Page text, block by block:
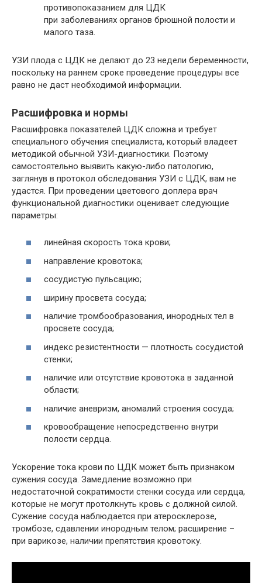
противопоказанием для ЦДК
при заболеваниях органов брюшной полости и
малого таза.
УЗИ плода с ЦДК не делают до 23 недели беременности,
поскольку на раннем сроке проведение процедуры все
равно не даст необходимой информации.
Расшифровка и нормы
Расшифровка показателей ЦДК сложна и требует
специального обучения специалиста, который владеет
методикой обычной УЗИ-диагностики. Поэтому
самостоятельно выявить какую-либо патологию,
заглянув в протокол обследования УЗИ с ЦДК, вам не
удастся. При проведении цветового доплера врач
функциональной диагностики оценивает следующие
параметры:
линейная скорость тока крови;
направление кровотока;
сосудистую пульсацию;
ширину просвета сосуда;
наличие тромбообразования, инородных тел в
просвете сосуда;
индекс резистентности — плотность сосудистой
стенки;
наличие или отсутствие кровотока в заданной
области;
наличие аневризм, аномалий строения сосуда;
кровообращение непосредственно внутри
полости сердца.
Ускорение тока крови по ЦДК может быть признаком
сужения сосуда. Замедление возможно при
недостаточной сократимости стенки сосуда или сердца,
которые не могут протолкнуть кровь с должной силой.
Сужение сосуда наблюдается при атеросклерозе,
тромбозе, сдавлении инородным телом; расширение –
при варикозе, наличии препятствия кровотоку.